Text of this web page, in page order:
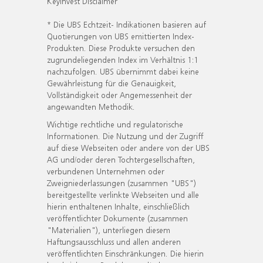
* Die UBS Echtzeit- Indikationen basieren auf
Quotierungen von UBS emittierten Index-
Produkten. Diese Produkte versuchen den
zugrundeliegenden Index im Verhältnis 1:1
nachzufolgen. UBS übernimmt dabei keine
Gewährleistung für die Genauigkeit,
Vollständigkeit oder Angemessenheit der
angewandten Methodik.
Wichtige rechtliche und regulatorische
Informationen. Die Nutzung und der Zugriff
auf diese Webseiten oder andere von der UBS
AG und/oder deren Tochtergesellschaften,
verbundenen Unternehmen oder
Zweigniederlassungen (zusammen "UBS")
bereitgestellte verlinkte Webseiten und alle
hierin enthaltenen Inhalte, einschließlich
veröffentlichter Dokumente (zusammen
"Materialien"), unterliegen diesem
Haftungsausschluss und allen anderen
veröffentlichten Einschränkungen. Die hierin